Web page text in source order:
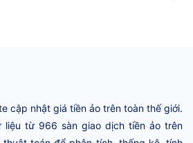
cập nhật giá tiền ảo trên toàn thế giới.
liệu từ 966 sàn giao dịch tiền ảo trên